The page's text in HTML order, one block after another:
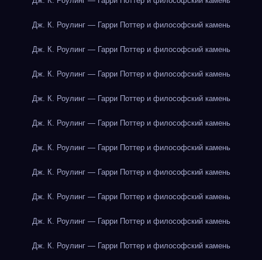
Дж. К. Роулинг — Гарри Поттер и философский камень
Дж. К. Роулинг — Гарри Поттер и философский камень
Дж. К. Роулинг — Гарри Поттер и философский камень
Дж. К. Роулинг — Гарри Поттер и философский камень
Дж. К. Роулинг — Гарри Поттер и философский камень
Дж. К. Роулинг — Гарри Поттер и философский камень
Дж. К. Роулинг — Гарри Поттер и философский камень
Дж. К. Роулинг — Гарри Поттер и философский камень
Дж. К. Роулинг — Гарри Поттер и философский камень
Дж. К. Роулинг — Гарри Поттер и философский камень